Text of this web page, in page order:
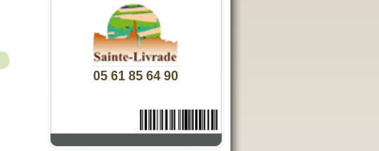
05 61 85 64 90